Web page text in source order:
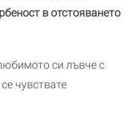
в отстояването
си лъвче с
чувствате